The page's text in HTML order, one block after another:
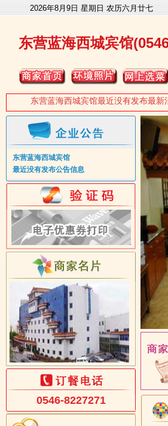
2026年8月9日 星期日 农历六月廿七
东营蓝海西城宾馆
东营蓝海西城宾馆最近没有发布最新
东营蓝海西城宾馆
最近没有发布公告信息
0546-8227271